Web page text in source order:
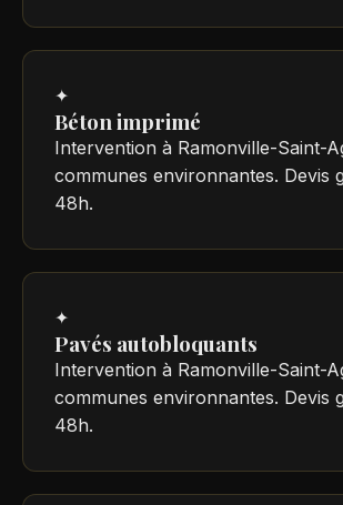
✦
Béton imprimé
Intervention à Ramonville-Saint-
communes environnantes. Devis
48h.
✦
Pavés autobloquants
Intervention à Ramonville-Saint-
communes environnantes. Devis
48h.